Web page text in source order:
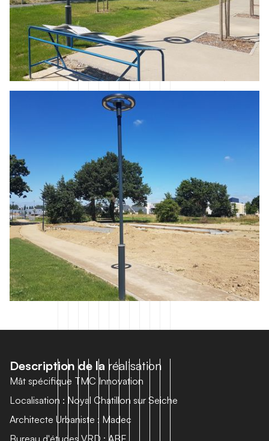
Description de la réalisation
Mât spécifique TMC Innovation
Localisation : Noyal Chatillon sur Seiche
Architecte Urbaniste : Madec
Bureau d'études VRD : ABE